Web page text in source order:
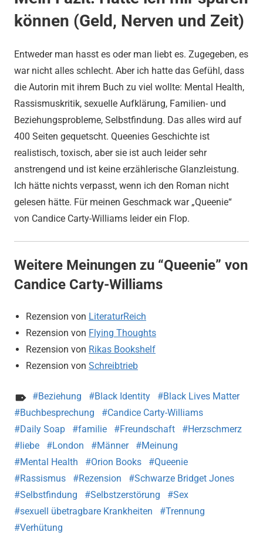
können (Geld, Nerven und Zeit)
Entweder man hasst es oder man liebt es. Zugegeben, es
war nicht alles schlecht. Aber ich hatte das Gefühl, dass
die Autorin mit ihrem Buch zu viel wollte: Mental Health,
Rassismuskritik, sexuelle Aufklärung, Familien- und
Beziehungsprobleme, Selbstfindung. Das alles wird auf
400 Seiten gequetscht. Queenies Geschichte ist
realistisch, toxisch, aber sie ist auch leider sehr
anstrengend und ist keine erzählerische Glanzleistung.
Ich hätte nichts verpasst, wenn ich den Roman nicht
gelesen hätte. Für meinen Geschmack war „Queenie“
von Candice Carty-Williams leider ein Flop.
Weitere Meinungen zu “Queenie” von
Candice Carty-Williams
Rezension von LiteraturReich
Rezension von Flying Thoughts
Rezension von Rikas Bookshelf
Rezension von Schreibtrieb
Beziehung Black Identity
Black Lives Matter
Buchbesprechung
Candice Carty-Williams
Daily Soap
familie Freundschaft
Herzschmerz
liebe
London Männer
Meinung
Mental Health
Orion Books
Queenie
Rassismus
Rezension
Schwarze Bridget Jones
Selbstfindung
Selbstzerstörung
Sex
sexuell übetragbare Krankheiten
Trennung
Verhütung